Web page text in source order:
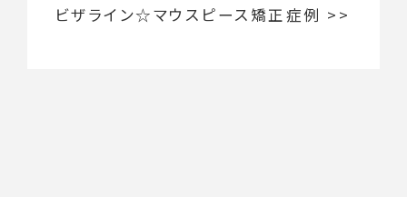
ビザライン☆マウスピース矯正症例 >>